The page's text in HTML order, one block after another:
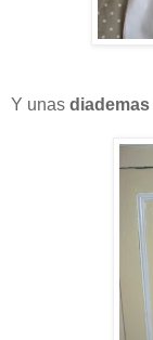
Y unas diademas